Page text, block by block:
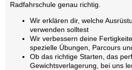
Radfahrschule genau richtig.
Wir erklären dir, welche
verwenden solltest
Wir verbessern deine
spezielle Übungen, Parcours
Ob das richtige Starten, das
Gewichtsverlagerung, bei uns